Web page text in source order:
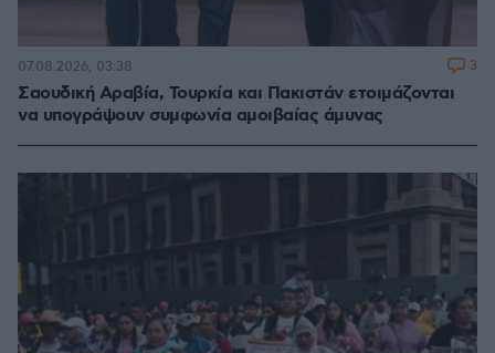
Σαουδική Αραβία, Τουρκία και Πακιστάν ετοιμάζονται
να υπογράψουν συμφωνία αμοιβαίας άμυνας
07.08.2026, 03:38 3